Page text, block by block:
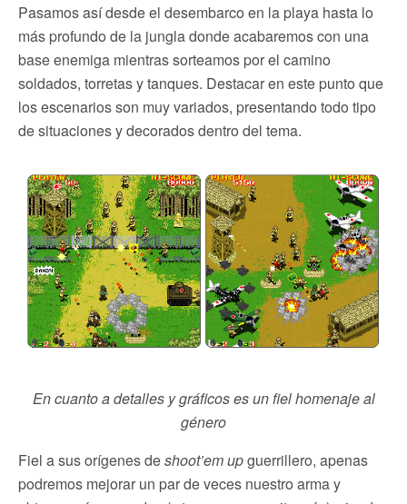
Pasamos así desde el desembarco en la playa hasta lo
más profundo de la jungla donde acabaremos con una
base enemiga mientras sorteamos por el camino
soldados, torretas y tanques. Destacar en este punto que
los escenarios son muy variados, presentando todo tipo
de situaciones y decorados dentro del tema.
En cuanto a detalles y gráficos es un fiel homenaje al
género
Fiel a sus orígenes deshoot’em upguerrillero, apenas
podremos mejorar un par de veces nuestro arma y